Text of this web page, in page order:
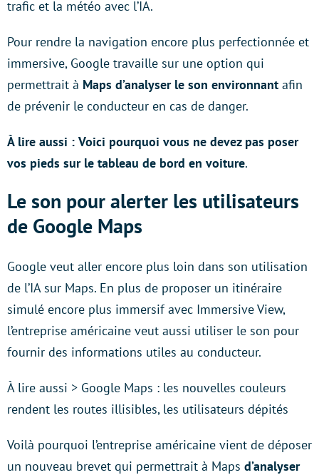
trafic et la météo avec l’IA.
Pour rendre la navigation encore plus perfectionnée et
immersive, Google travaille sur une option qui
permettrait à Maps d’analyser le son environnant afin
de prévenir le conducteur en cas de danger.
À lire aussi : Voici pourquoi vous ne devez pas poser
vos pieds sur le tableau de bord en voiture.
Le son pour alerter les utilisateurs
de Google Maps
Google veut aller encore plus loin dans son utilisation
de l’IA sur Maps. En plus de proposer un itinéraire
simulé encore plus immersif avec Immersive View,
l’entreprise américaine veut aussi utiliser le son pour
fournir des informations utiles au conducteur.
À lire aussi > Google Maps : les nouvelles couleurs
rendent les routes illisibles, les utilisateurs dépités
Voilà pourquoi l’entreprise américaine vient de déposer
un nouveau brevet qui permettrait à Maps d’analyser